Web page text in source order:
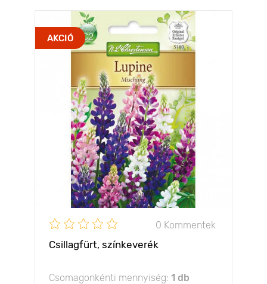
AKCIÓ
0 Kommentek
Csillagfürt, színkeverék
Csomagonkénti mennyiség: 1 db